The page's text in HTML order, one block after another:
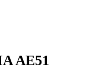
AE51